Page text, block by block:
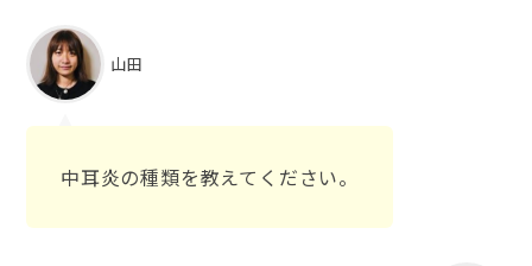
山田
中耳炎の種類を教えてください。